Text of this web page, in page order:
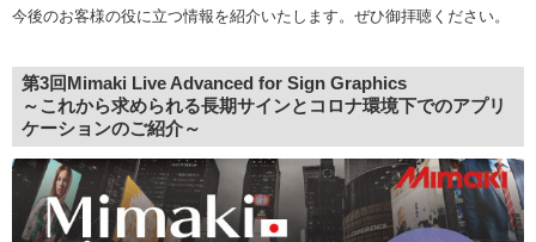
今後のお客様の役に立つ情報を紹介いたします。ぜひ御拝聴ください。
第3回Mimaki Live Advanced for Sign Graphics
～これから求められる長期サインとコロナ環境下でのアプリ
ケーションのご紹介～